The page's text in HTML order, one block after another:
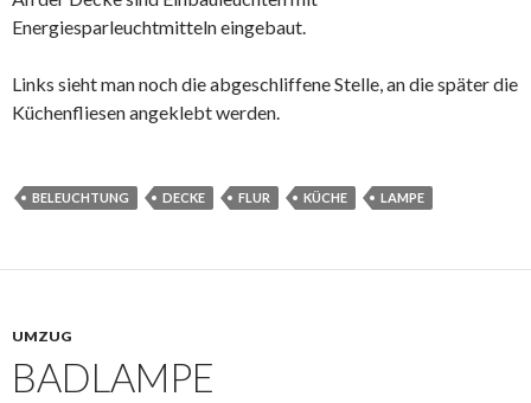
Energiesparleuchtmitteln eingebaut.
Links sieht man noch die abgeschliffene Stelle, an die später die
Küchenfliesen angeklebt werden.
BELEUCHTUNG DECKE FLUR KÜCHE LAMPE
UMZUG
BADLAMPE